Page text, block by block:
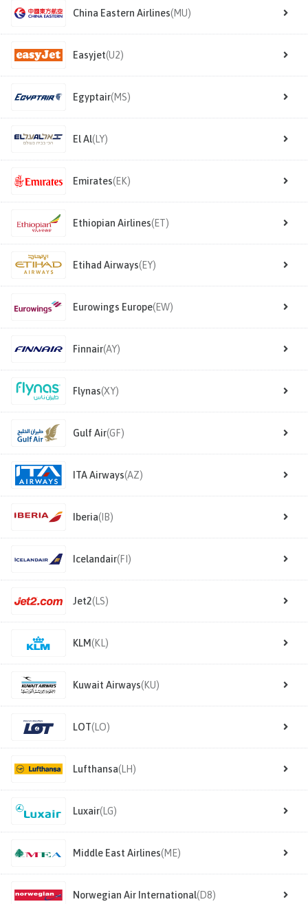
China Eastern Airlines(MU)
Easyjet(U2)
Egyptair(MS)
El Al(LY)
Emirates(EK)
Ethiopian Airlines(ET)
Etihad Airways(EY)
Eurowings Europe(EW)
Finnair(AY)
Flynas(XY)
Gulf Air(GF)
ITA Airways(AZ)
Iberia(IB)
Icelandair(FI)
Jet2(LS)
KLM(KL)
Kuwait Airways(KU)
LOT(LO)
Lufthansa(LH)
Luxair(LG)
Middle East Airlines(ME)
Norwegian Air International(D8)